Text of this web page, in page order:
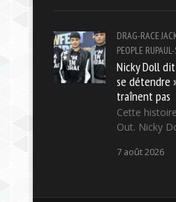
DRAG-RACE
PEOPLE
Nicky Doll
se détendre
traînent pas
Cette
Out. Nicky
7 août 2026